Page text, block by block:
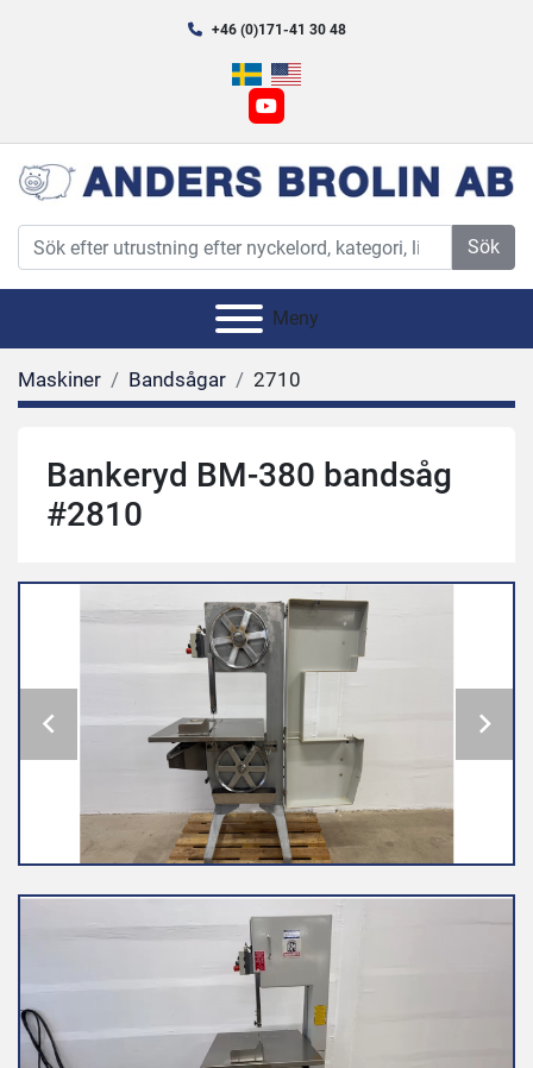
+46 (0)171-41 30 48
youtube
Sök
Meny
Maskiner Bandsågar 2710
Bankeryd BM-380 bandsåg
#2810